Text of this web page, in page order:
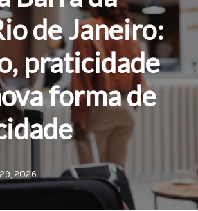
de Janeiro:
praticidade
forma de
2026